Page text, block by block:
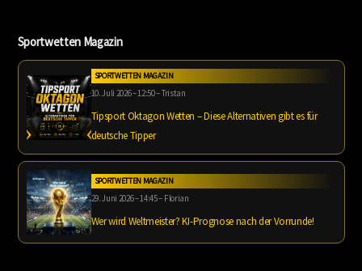
Sportwetten Magazin
SPORTWETTEN MAGAZIN
10. Juli 2026 – 12:50 – Tristan
Tipsport Oktagon Wetten – Diese Alternativen gibt es für
deutsche Tipper
SPORTWETTEN MAGAZIN
29. Juni 2026 – 14:45 – Florian
Wer wird Weltmeister? KI-Prognose nach der Vorrunde!